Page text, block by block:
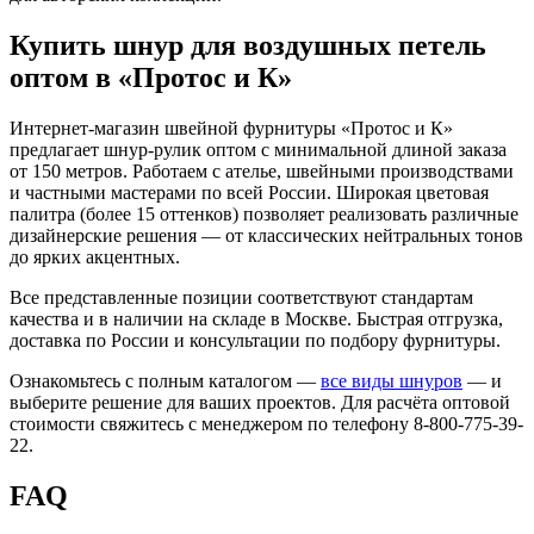
Купить шнур для воздушных петель
оптом в «Протос и К»
Интернет-магазин швейной фурнитуры «Протос и К»
предлагает шнур-рулик оптом с минимальной длиной заказа
от 150 метров. Работаем с ателье, швейными производствами
и частными мастерами по всей России. Широкая цветовая
палитра (более 15 оттенков) позволяет реализовать различные
дизайнерские решения — от классических нейтральных тонов
до ярких акцентных.
Все представленные позиции соответствуют стандартам
качества и в наличии на складе в Москве. Быстрая отгрузка,
доставка по России и консультации по подбору фурнитуры.
Ознакомьтесь с полным каталогом — все виды шнуров — и
выберите решение для ваших проектов. Для расчёта оптовой
стоимости свяжитесь с менеджером по телефону 8-800-775-39-
22.
FAQ